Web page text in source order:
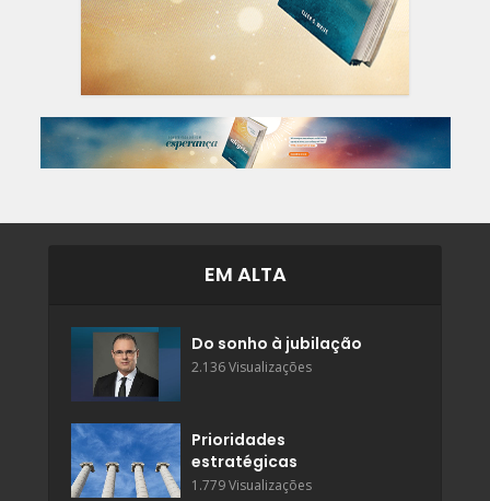
EM ALTA
Do sonho à jubilação
2.136 Visualizações
Prioridades
estratégicas
1.779 Visualizações